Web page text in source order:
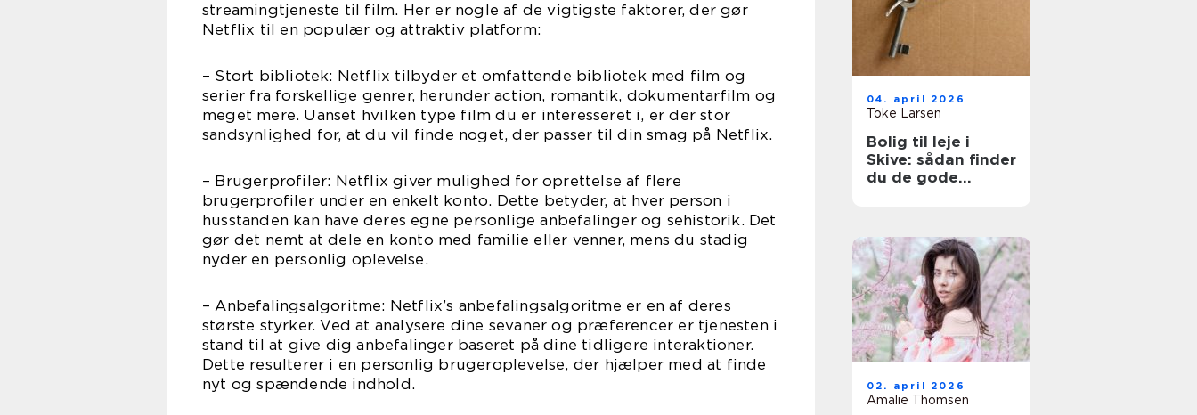
streamingtjeneste til film. Her er nogle af de vigtigste faktorer, der gør
Netflix til en populær og attraktiv platform:
– Stort bibliotek: Netflix tilbyder et omfattende bibliotek med film og
serier fra forskellige genrer, herunder action, romantik, dokumentarfilm og
meget mere. Uanset hvilken type film du er interesseret i, er der stor
sandsynlighed for, at du vil finde noget, der passer til din smag på Netflix.
– Brugerprofiler: Netflix giver mulighed for oprettelse af flere
brugerprofiler under en enkelt konto. Dette betyder, at hver person i
husstanden kan have deres egne personlige anbefalinger og sehistorik. Det
gør det nemt at dele en konto med familie eller venner, mens du stadig
nyder en personlig oplevelse.
– Anbefalingsalgoritme: Netflix’s anbefalingsalgoritme er en af deres
største styrker. Ved at analysere dine sevaner og præferencer er tjenesten i
stand til at give dig anbefalinger baseret på dine tidligere interaktioner.
Dette resulterer i en personlig brugeroplevelse, der hjælper med at finde
nyt og spændende indhold.
04. april 2026
Toke Larsen
Bolig til leje i
Skive: sådan finder
du de gode
02. april 2026
Amalie Thomsen